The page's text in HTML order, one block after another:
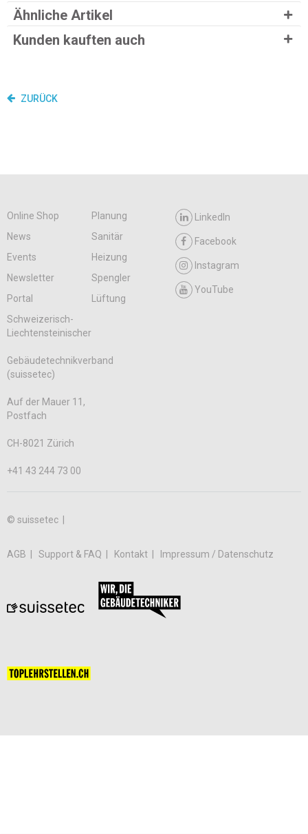
Ähnliche Artikel
Kunden kauften auch
ZURÜCK
Online Shop
Planung
News
Sanitär
Events
Heizung
Newsletter
Spengler
Portal
Lüftung
LinkedIn
Facebook
Instagram
YouTube
Schweizerisch-
Liechtensteinischer
Gebäudetechnikverband
(suissetec)
Auf der Mauer 11,
Postfach
CH-8021 Zürich
+41 43 244 73 00
© suissetec |
AGB Support & FAQ Kontakt Impressum / Datenschutz